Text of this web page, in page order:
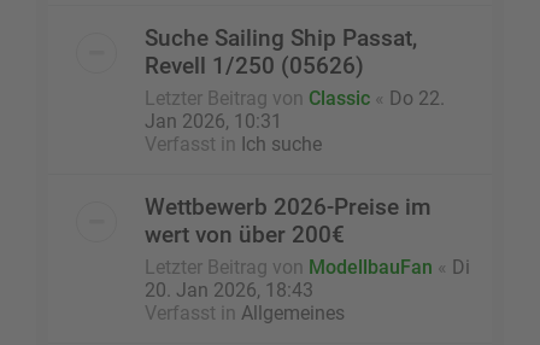
Suche Sailing Ship Passat,
Revell 1/250 (05626)
Letzter Beitrag von Classic « Do 22.
Jan 2026, 10:31
Verfasst in Ich suche
Wettbewerb 2026-Preise im
wert von über 200€
Letzter Beitrag von ModellbauFan « Di
20. Jan 2026, 18:43
Verfasst in Allgemeines